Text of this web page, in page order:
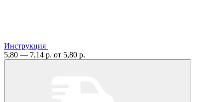
Инструкция
5,80 — 7,14 р. от 5,80 р.